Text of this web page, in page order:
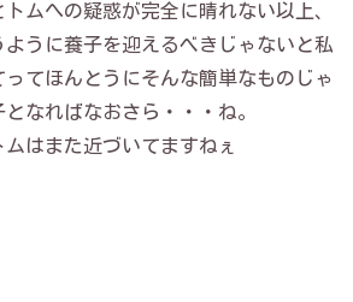
ムへの疑惑が完全に晴れない以上、
ように養子を迎えるべきじゃないと私
てほんとうにそんな簡単なものじゃ
なればなおさら・・・ね。
はまた近づいてますねぇ